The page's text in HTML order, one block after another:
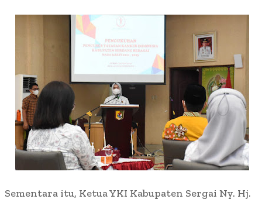
Sementara itu, Ketua YKI Kabupaten Sergai Ny. Hj.